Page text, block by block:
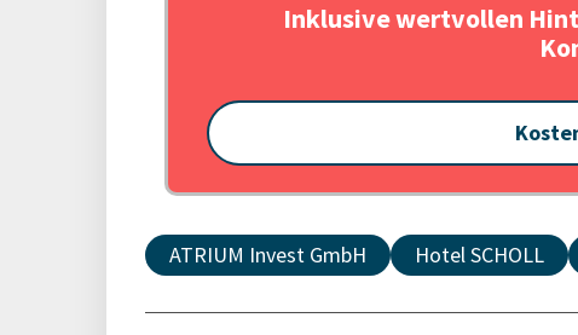
Inklusive wertvollen
ATRIUM Invest GmbH Hotel SCHOLL